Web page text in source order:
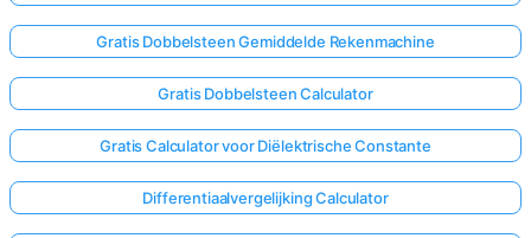
Gratis Dobbelsteen Gemiddelde Rekenmachine
Gratis Dobbelsteen Calculator
Gratis Calculator voor Diëlektrische Constante
Differentiaalvergelijking Calculator